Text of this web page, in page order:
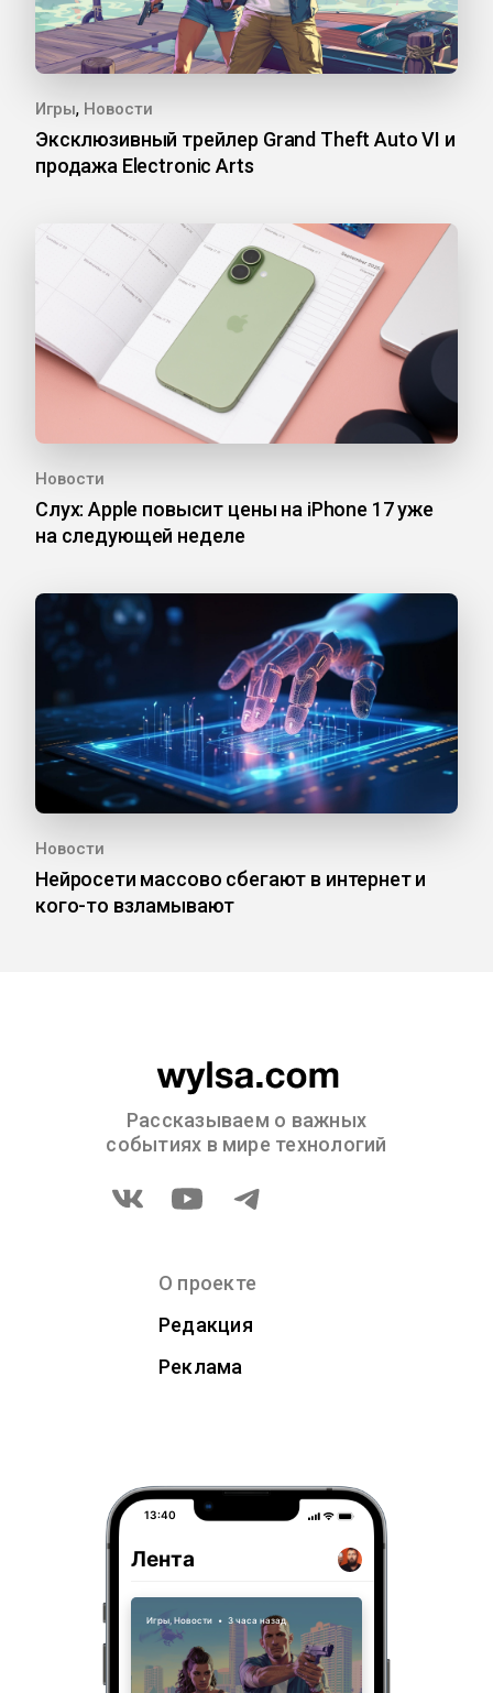
Игры, Новости
Эксклюзивный трейлер Grand Theft Auto VI и
продажа Electronic Arts
Новости
Слух: Apple повысит цены на iPhone 17 уже
на следующей неделе
Новости
Нейросети массово сбегают в интернет и
кого-то взламывают
Рассказываем о важных
событиях в мире технологий
О проекте
Редакция
Реклама
13:40
Лента
Игры, Новости • 3 часа назад